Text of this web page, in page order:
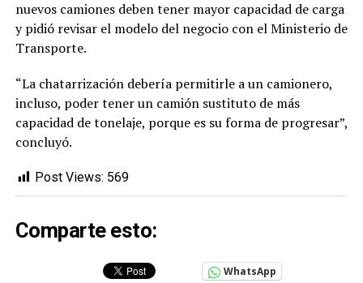
nuevos camiones deben tener mayor capacidad de carga
y pidió revisar el modelo del negocio con el Ministerio de
Transporte.
“La chatarrización debería permitirle a un camionero,
incluso, poder tener un camión sustituto de más
capacidad de tonelaje, porque es su forma de progresar”,
concluyó.
Post Views: 569
Comparte esto:
WhatsApp